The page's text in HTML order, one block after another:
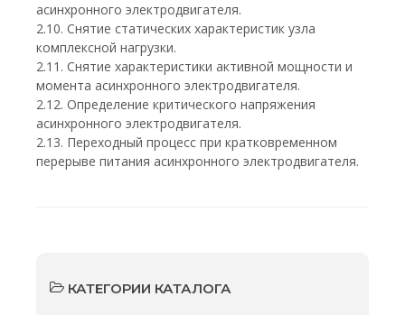
асинхронного электродвигателя.
2.10. Снятие статических характеристик узла
комплексной нагрузки.
2.11. Снятие характеристики активной мощности и
момента асинхронного электродвигателя.
2.12. Определение критического напряжения
асинхронного электродвигателя.
2.13. Переходный процесс при кратковременном
перерыве питания асинхронного электродвигателя.
КАТЕГОРИИ КАТАЛОГА